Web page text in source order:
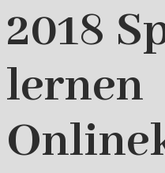
2018
lernen